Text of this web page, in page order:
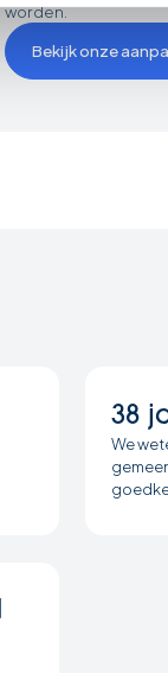
worden.
Bekijk onze
38
We